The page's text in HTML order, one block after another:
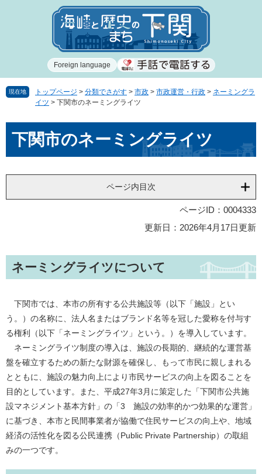
で
ば
Foreign language
現在地 トップページ > 分類でさがす > 市政 > 市政運営・行政 > ネーミングラ
イツ > 下関市のネーミングライツ
下関市のネーミングライツ
ページ内目次
ページID：0004333
更新日：2026年4月17日更新
ネーミングライツについて
下関市では、本市の所有する公共施設等（以下「施設」とい
う。）の名称に、法人名またはブランド名等を冠した愛称を付与す
る権利（以下「ネーミングライツ」という。）を導入しています。
ネーミングライツ制度の導入は、施設の長期的、継続的な運営基
盤を確立するための新たな財源を確保し、もって市民に親しまれる
とともに、施設の魅力向上により市民サービスの向上を図ることを
目的としています。また、平成27年3月に策定した「下関市公共施
設マネジメント基本方針」の「3 施設の効率的かつ効果的な運営」
に基づき、本市と民間事業者が協働で住民サービスの向上や、地域
経済の活性化を図る公民連携（Public Private Partnership）の取組
みの一つです。